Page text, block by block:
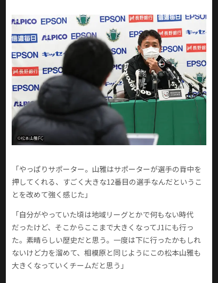
「やっぱりサポーター。山雅はサポーターが選手の背中を
押してくれる、すごく大きな12番目の選手なんだというこ
とを改めて強く感じた」
「自分がやっていた頃は地域リーグとかで何もない時代
だったけど、そこからここまで大きくなってJ1にも行っ
た。素晴らしい歴史だと思う。一度は下に行ったかもしれ
ないけど力を溜めて、相模原と同じようにこの松本山雅も
大きくなっていくチームだと思う」